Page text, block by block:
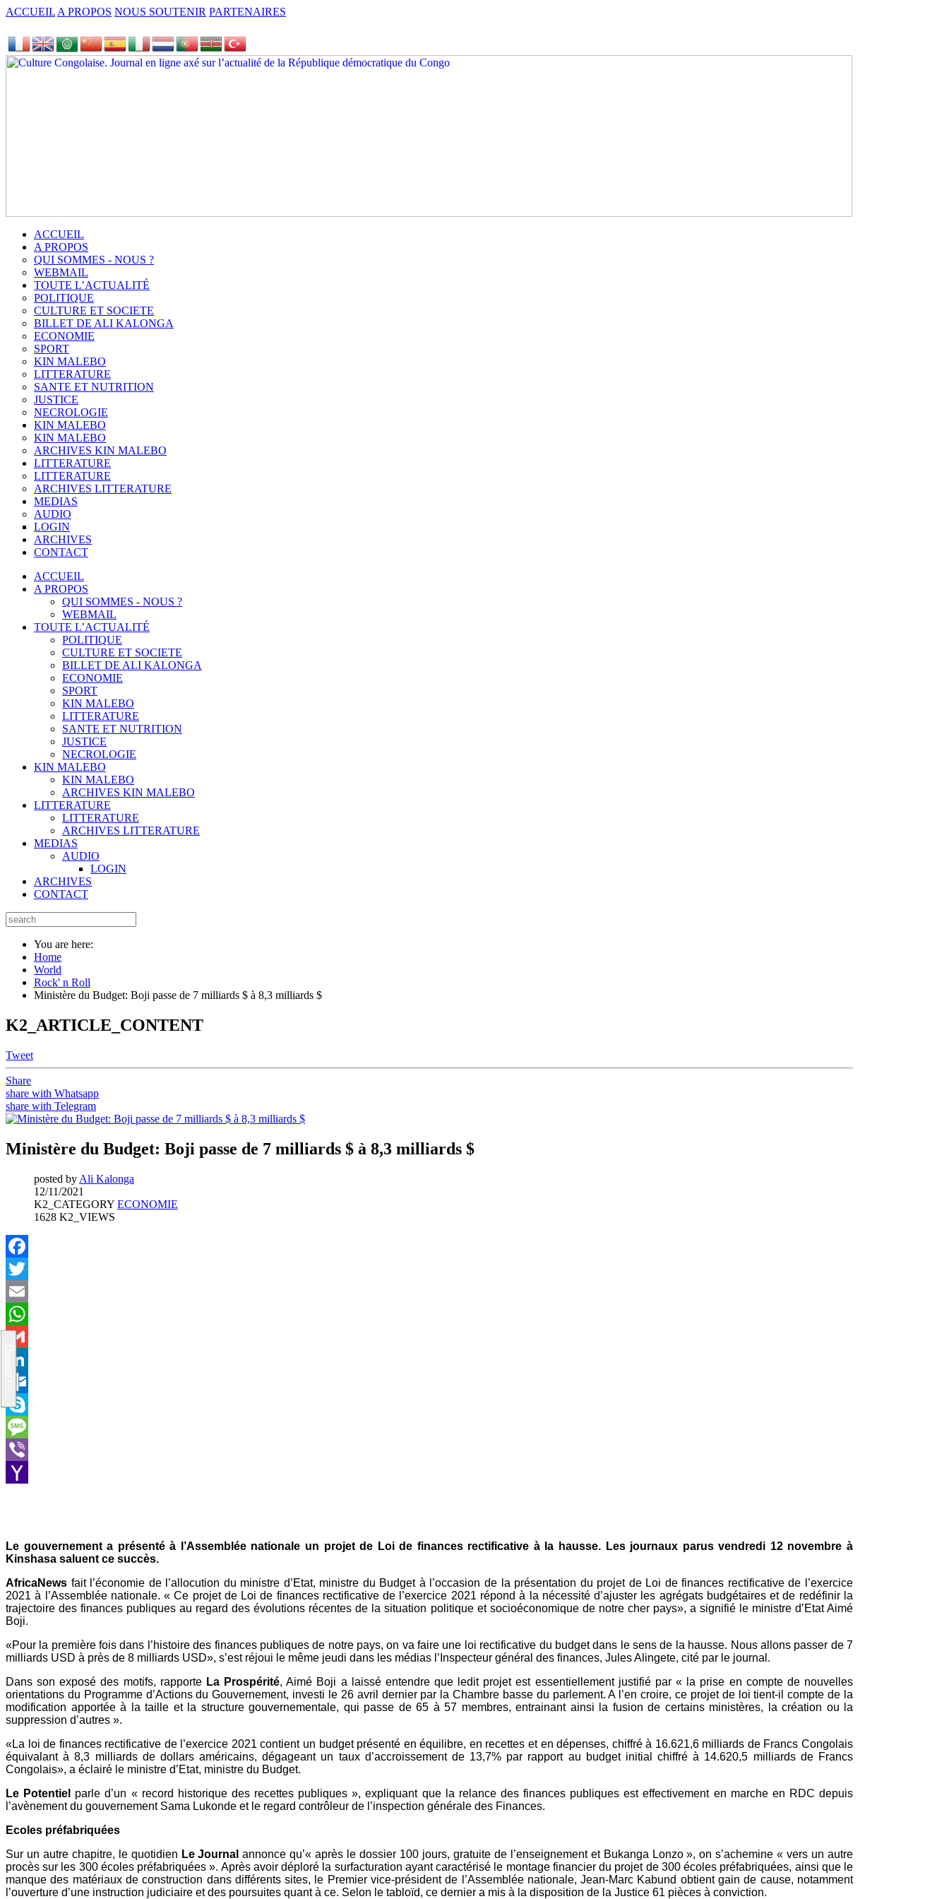
ACCUEIL A PROPOS NOUS SOUTENIR PARTENAIRES
ACCUEIL
A PROPOS
QUI SOMMES - NOUS ?
WEBMAIL
TOUTE L’ACTUALITÉ
POLITIQUE
CULTURE ET SOCIETE
BILLET DE ALI KALONGA
ECONOMIE
SPORT
KIN MALEBO
LITTERATURE
SANTE ET NUTRITION
JUSTICE
NECROLOGIE
KIN MALEBO
KIN MALEBO
ARCHIVES KIN MALEBO
LITTERATURE
LITTERATURE
ARCHIVES LITTERATURE
MEDIAS
AUDIO
LOGIN
ARCHIVES
CONTACT
ACCUEIL
A PROPOS
QUI SOMMES - NOUS ?
WEBMAIL
TOUTE L’ACTUALITÉ
POLITIQUE
CULTURE ET SOCIETE
BILLET DE ALI KALONGA
ECONOMIE
SPORT
KIN MALEBO
LITTERATURE
SANTE ET NUTRITION
JUSTICE
NECROLOGIE
KIN MALEBO
KIN MALEBO
ARCHIVES KIN MALEBO
LITTERATURE
LITTERATURE
ARCHIVES LITTERATURE
MEDIAS
AUDIO
LOGIN
ARCHIVES
CONTACT
You are here:
Home
World
Rock' n Roll
Ministère du Budget: Boji passe de 7 milliards $ à 8,3 milliards $
K2_ARTICLE_CONTENT
Tweet
Share
share with Whatsapp
share with Telegram
Ministère du Budget: Boji passe de 7 milliards $ à 8,3 milliards $
posted by Ali Kalonga
12/11/2021
K2_CATEGORY ECONOMIE
1628 K2_VIEWS
Facebook
Twitter
Email
WhatsApp
Gmail
LinkedIn
Outlook.com
Skype
Message
Viber
Le gouvernement a présenté à l’Assemblée nationale un projet de Loi de finances rectificative à la hausse. Les journaux parus vendredi 12 novembre à
Kinshasa saluent ce succès.
AfricaNews fait l’économie de l’allocution du ministre d’Etat, ministre du Budget à l’occasion de la présentation du projet de Loi de finances rectificative de l’exercice
2021 à l’Assemblée nationale. « Ce projet de Loi de finances rectificative de l’exercice 2021 répond à la nécessité d’ajuster les agrégats budgétaires et de redéfinir la
trajectoire des finances publiques au regard des évolutions récentes de la situation politique et socioéconomique de notre cher pays», a signifié le ministre d’Etat Aimé
Boji.
«Pour la première fois dans l’histoire des finances publiques de notre pays, on va faire une loi rectificative du budget dans le sens de la hausse. Nous allons passer de 7
milliards USD à près de 8 milliards USD», s’est réjoui le même jeudi dans les médias l’Inspecteur général des finances, Jules Alingete, cité par le journal.
Dans son exposé des motifs, rapporte La Prospérité, Aimé Boji a laissé entendre que ledit projet est essentiellement justifié par « la prise en compte de nouvelles
orientations du Programme d’Actions du Gouvernement, investi le 26 avril dernier par la Chambre basse du parlement. A l’en croire, ce projet de loi tient-il compte de la
modification apportée à la taille et la structure gouvernementale, qui passe de 65 à 57 membres, entrainant ainsi la fusion de certains ministères, la création ou la
suppression d’autres ».
«La loi de finances rectificative de l’exercice 2021 contient un budget présenté en équilibre, en recettes et en dépenses, chiffré à 16.621,6 milliards de Francs Congolais
équivalant à 8,3 milliards de dollars américains, dégageant un taux d’accroissement de 13,7% par rapport au budget initial chiffré à 14.620,5 milliards de Francs
Congolais», a éclairé le ministre d’Etat, ministre du Budget.
Le Potentiel
parle d’un « record historique des recettes publiques », expliquant que la relance des finances publiques est effectivement en marche en RDC depuis
l’avènement du gouvernement Sama Lukonde et le regard contrôleur de l’inspection générale des Finances.
Ecoles préfabriquées
Sur un autre chapitre, le quotidien Le Journal annonce qu’« après le dossier 100 jours, gratuite de l’enseignement et Bukanga Lonzo », on s’achemine « vers un autre
procès sur les 300 écoles préfabriquées ». Après avoir déploré la surfacturation ayant caractérisé le montage financier du projet de 300 écoles préfabriquées, ainsi que le
manque des matériaux de construction dans différents sites, le Premier vice-président de l’Assemblée nationale, Jean-Marc Kabund obtient gain de cause, notamment
l’ouverture d’une instruction judiciaire et des poursuites quant à ce. Selon le tabloïd, ce dernier a mis à la disposition de la Justice 61 pièces à conviction.